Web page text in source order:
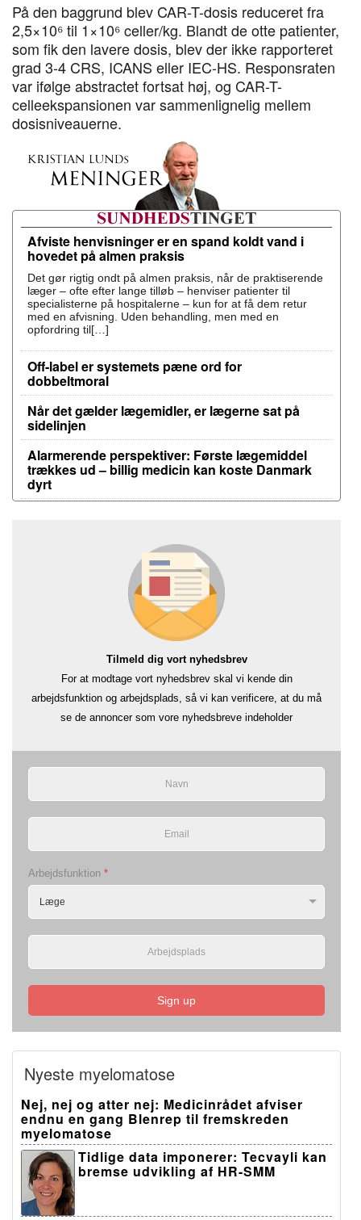
På den baggrund blev CAR-T-dosis reduceret fra
2,5×10⁶ til 1×10⁶ celler/kg. Blandt de otte patienter,
som fik den lavere dosis, blev der ikke rapporteret
grad 3-4 CRS, ICANS eller IEC-HS. Responsraten
var ifølge abstractet fortsat høj, og CAR-T-
celleekspansionen var sammenlignelig mellem
dosisniveauerne.
Afviste henvisninger er en spand koldt vand i
hovedet på almen praksis
Det gør rigtig ondt på almen praksis, når de praktiserende
læger – ofte efter lange tilløb – henviser patienter til
specialisterne på hospitalerne – kun for at få dem retur
med en afvisning. Uden behandling, men med en
opfordring til[…]
Off-label er systemets pæne ord for
dobbeltmoral
Når det gælder lægemidler, er lægerne sat på
sidelinjen
Alarmerende perspektiver: Første lægemiddel
trækkes ud – billig medicin kan koste Danmark
dyrt
Tilmeld dig vort nyhedsbrev
For at modtage vort nyhedsbrev skal vi kende din
arbejdsfunktion og arbejdsplads, så vi kan verificere, at du må
se de annoncer som vore nyhedsbreve indeholder
Arbejdsfunktion *
Sign up
Nyeste myelomatose
Nej, nej og atter nej: Medicinrådet afviser
endnu en gang Blenrep til fremskreden
myelomatose
Tidlige data imponerer: Tecvayli kan
bremse udvikling af HR-SMM